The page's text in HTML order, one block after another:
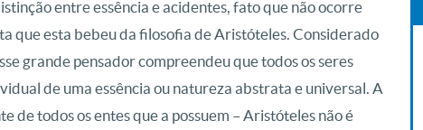
entre essência e acidentes, fato que não ocorre
que esta bebeu da filosofia de Aristóteles. Considerado
grande pensador compreendeu que todos os seres
de uma essência ou natureza abstrata e universal. A
de todos os entes que a possuem – Aristóteles não é